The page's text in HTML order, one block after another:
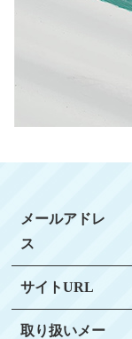
メールアドレ
ス
サイトURL
取り扱いメー